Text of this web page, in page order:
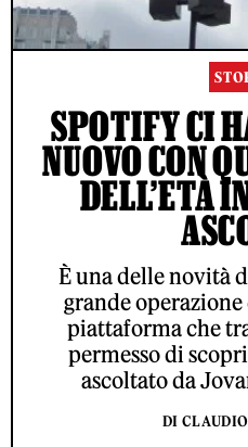
SPOTIFY CI
NUOVO CON
DELL’ETÀ
È una delle novità
grande
piattaforma che
permesso di
ascoltato da
DI